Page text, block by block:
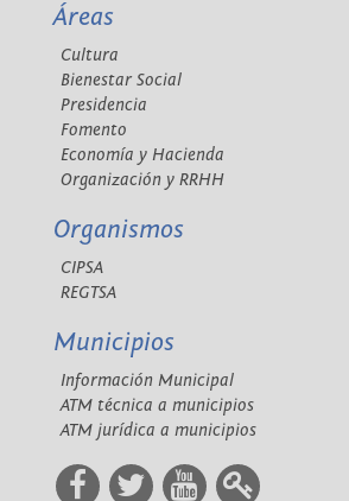
Áreas
Cultura
Bienestar Social
Presidencia
Fomento
Economía y Hacienda
Organización y RRHH
Organismos
CIPSA
REGTSA
Municipios
Información Municipal
ATM técnica a municipios
ATM jurídica a municipios